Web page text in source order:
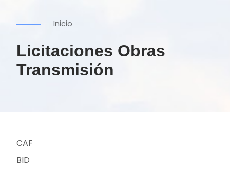
Inicio
Licitaciones Obras
Transmisión
CAF
BID